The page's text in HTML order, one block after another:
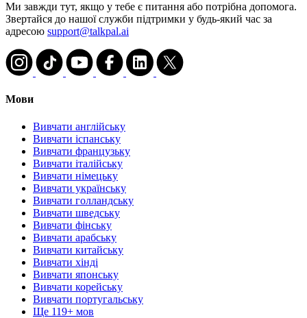
Ми завжди тут, якщо у тебе є питання або потрібна допомога.
Звертайся до нашої служби підтримки у будь-який час за
адресою support@talkpal.ai
Мови
Вивчати англійську
Вивчати іспанську
Вивчати французьку
Вивчати італійську
Вивчати німецьку
Вивчати українську
Вивчати голландську
Вивчати шведську
Вивчати фінську
Вивчати арабську
Вивчати китайську
Вивчати хінді
Вивчати японську
Вивчати корейську
Вивчати португальську
Ще 119+ мов